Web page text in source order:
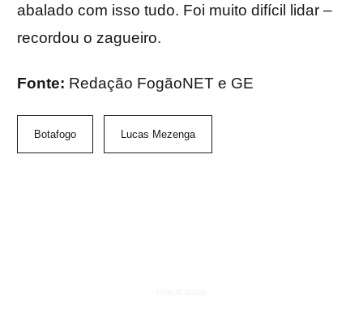
abalado com isso tudo. Foi muito difícil lidar –
recordou o zagueiro.
Fonte: Redação FogãoNET e GE
Botafogo Lucas Mezenga